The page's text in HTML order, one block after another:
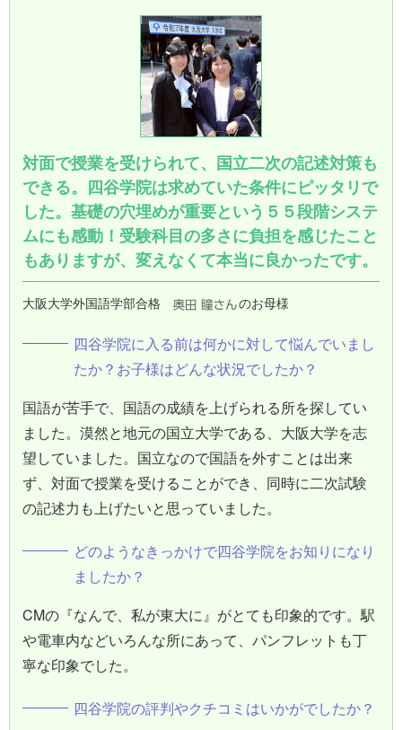
対面で授業を受けられて、国立二次の記述対策も
できる。四谷学院は求めていた条件にピッタリで
した。基礎の穴埋めが重要という５５段階システ
ムにも感動！受験科目の多さに負担を感じたこと
もありますが、変えなくて本当に良かったです。
大阪大学外国語学部合格 のお母様
四谷学院に入る前は何かに対して悩んでいまし
たか？お子様はどんな状況でしたか？
国語が苦手で、国語の成績を上げられる所を探してい
ました。漠然と地元の国立大学である、大阪大学を志
望していました。国立なので国語を外すことは出来
ず、対面で授業を受けることができ、同時に二次試験
の記述力も上げたいと思っていました。
どのようなきっかけで四谷学院をお知りになり
ましたか？
CMの『なんで、私が東大に』がとても印象的です。駅
や電車内などいろんな所にあって、パンフレットも丁
寧な印象でした。
四谷学院の評判やクチコミはいかがでしたか？